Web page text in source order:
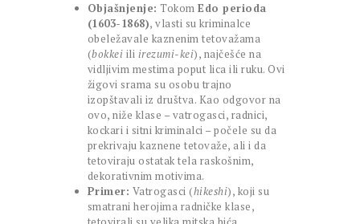
Objašnjenje: Tokom Edo perioda
(1603-1868), vlasti su kriminalce
obeležavale kaznenim tetovažama
(bokkei ili irezumi-kei), najčešće na
vidljivim mestima poput lica ili ruku. Ovi
žigovi srama su osobu trajno
izopštavali iz društva. Kao odgovor na
ovo, niže klase – vatrogasci, radnici,
kockari i sitni kriminalci – počele su da
prekrivaju kaznene tetovaže, ali i da
tetoviraju ostatak tela raskošnim,
dekorativnim motivima.
Primer: Vatrogasci (hikeshi), koji su
smatrani herojima radničke klase,